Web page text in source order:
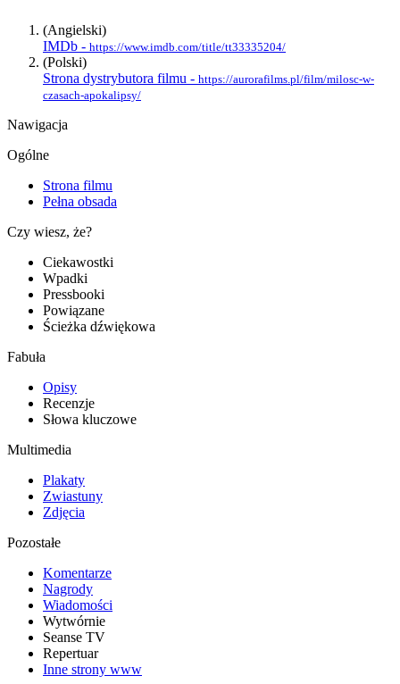
(Angielski)
IMDb - https://www.imdb.com/title/tt33335204/
(Polski)
Strona dystrybutora filmu - https://aurorafilms.pl/film/milosc-w-
czasach-apokalipsy/
Nawigacja
Ogólne
Strona filmu
Pełna obsada
Czy wiesz, że?
Ciekawostki
Wpadki
Pressbooki
Powiązane
Ścieżka dźwiękowa
Fabuła
Opisy
Recenzje
Słowa kluczowe
Multimedia
Plakaty
Zwiastuny
Zdjęcia
Pozostałe
Komentarze
Nagrody
Wiadomości
Wytwórnie
Seanse TV
Repertuar
Inne strony www